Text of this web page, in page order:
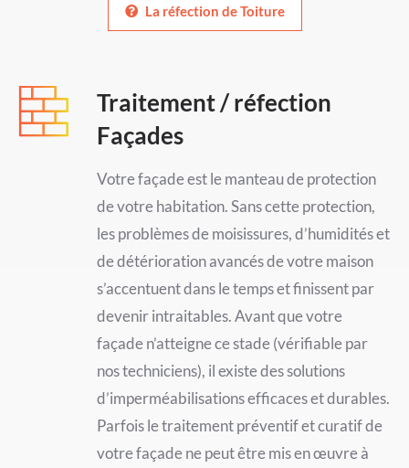
La réfection de Toiture
Traitement / réfection
Façades
Votre façade est le manteau de protection
de votre habitation. Sans cette protection,
les problèmes de moisissures, d’humidités et
de détérioration avancés de votre maison
s’accentuent dans le temps et finissent par
devenir intraitables. Avant que votre
façade n’atteigne ce stade (vérifiable par
nos techniciens), il existe des solutions
d’imperméabilisations efficaces et durables.
Parfois le traitement préventif et curatif de
votre façade ne peut être mis en œuvre à